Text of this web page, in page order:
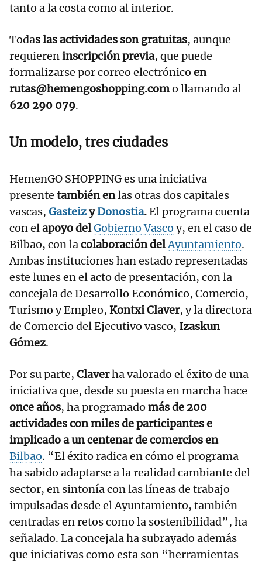
tanto a la costa como al interior.
Todas las actividades son gratuitas, aunque
requiereninscripción previa, que puede
formalizarse por correo electrónico en
rutas@hemengoshopping.como llamando al
620 290 079.
Un modelo, tres ciudades
HemenGO SHOPPING es una iniciativa
presente también enlas otras dos capitales
vascas, GasteizyDonostia.El programa cuenta
con elapoyo delGobierno Vasco y, en el caso de
Bilbao, con lacolaboración delAyuntamiento.
Ambas instituciones han estado representadas
este lunes en el acto de presentación, con la
concejala de Desarrollo Económico, Comercio,
Turismo y Empleo, Kontxi Claver, y la directora
de Comercio del Ejecutivo vasco, Izaskun
Gómez.
Por su parte, Claverha valorado el éxito de una
iniciativa que, desde su puesta en marcha hace
once años, ha programado más de 200
actividades con miles de participantes e
implicado a un centenar de comercios en
Bilbao. “El éxito radica en cómo el programa
ha sabido adaptarse a la realidad cambiante del
sector, en sintonía con las líneas de trabajo
impulsadas desde el Ayuntamiento, también
centradas en retos como la sostenibilidad”, ha
señalado. La concejala ha subrayado además
que iniciativas como esta son “herramientas